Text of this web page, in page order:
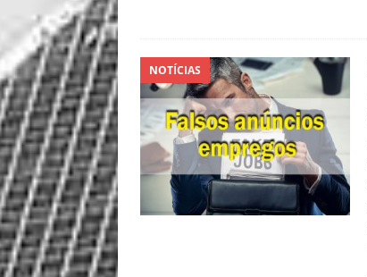
NOTÍCIAS